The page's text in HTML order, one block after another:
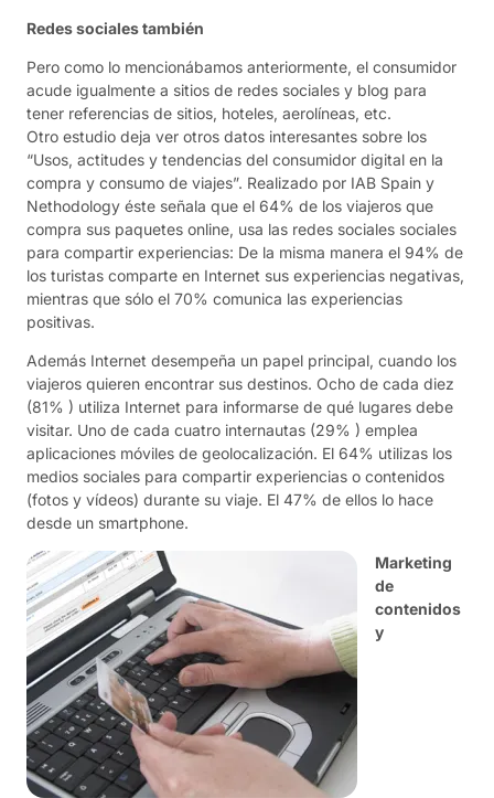
Redes sociales también
Pero como lo mencionábamos anteriormente, el consumidor
acude igualmente a sitios de redes sociales y blog para
tener referencias de sitios, hoteles, aerolíneas, etc.
Otro estudio deja ver otros datos interesantes sobre los
“Usos, actitudes y tendencias del consumidor digital en la
compra y consumo de viajes”. Realizado por IAB Spain y
Nethodology éste señala que el 64% de los viajeros que
compra sus paquetes online, usa las redes sociales sociales
para compartir experiencias: De la misma manera el 94% de
los turistas comparte en Internet sus experiencias negativas,
mientras que sólo el 70% comunica las experiencias
positivas.
Además Internet desempeña un papel principal, cuando los
viajeros quieren encontrar sus destinos. Ocho de cada diez
(81% ) utiliza Internet para informarse de qué lugares debe
visitar. Uno de cada cuatro internautas (29% ) emplea
aplicaciones móviles de geolocalización. El 64% utilizas los
medios sociales para compartir experiencias o contenidos
(fotos y vídeos) durante su viaje. El 47% de ellos lo hace
desde un smartphone.
Marketing
de
contenidos
y